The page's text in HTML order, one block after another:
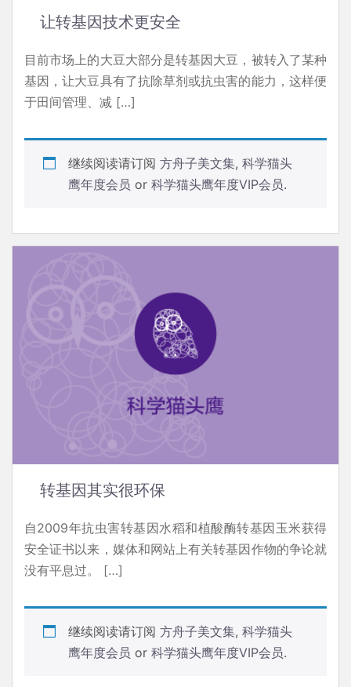
让转基因技术更安全
目前市场上的大豆大部分是转基因大豆，被转入了某种
基因，让大豆具有了抗除草剂或抗虫害的能力，这样便
于田间管理、减 […]
继续阅读请订阅 方舟子美文集, 科学猫头
鹰年度会员 or 科学猫头鹰年度VIP会员.
转基因其实很环保
自2009年抗虫害转基因水稻和植酸酶转基因玉米获得
安全证书以来，媒体和网站上有关转基因作物的争论就
没有平息过。 […]
继续阅读请订阅 方舟子美文集, 科学猫头
鹰年度会员 or 科学猫头鹰年度VIP会员.